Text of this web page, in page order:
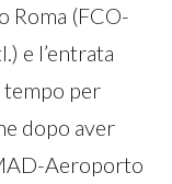
Roma (FCO-
e l’entrata
tempo per
dopo aver
Aeroporto